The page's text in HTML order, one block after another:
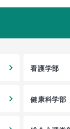
看護学部
健康科学部